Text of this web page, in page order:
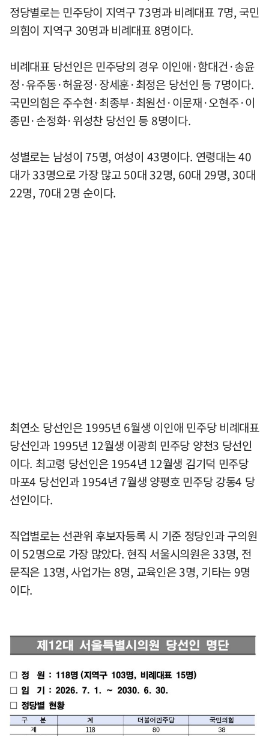
정당별로는 민주당이 지역구 73명과 비례대표 7명, 국민
의힘이 지역구 30명과 비례대표 8명이다.
비례대표 당선인은 민주당의 경우 이인애·함대건·송윤
정·유주동·허윤정·장세훈·최정은 당선인 등 7명이다.
국민의힘은 주수현·최종부·최원선·이문재·오현주·이
종민·손정화·위성찬 당선인 등 8명이다.
성별로는 남성이 75명, 여성이 43명이다. 연령대는 40
대가 33명으로 가장 많고 50대 32명, 60대 29명, 30대
22명, 70대 2명 순이다.
최연소 당선인은 1995년 6월생 이인애 민주당 비례대표
당선인과 1995년 12월생 이광희 민주당 양천3 당선인
이다. 최고령 당선인은 1954년 12월생 김기덕 민주당
마포4 당선인과 1954년 7월생 양평호 민주당 강동4 당
선인이다.
직업별로는 선관위 후보자등록 시 기준 정당인과 구의원
이 52명으로 가장 많았다. 현직 서울시의원은 33명, 전
문직은 13명, 사업가는 8명, 교육인은 3명, 기타는 9명
이다.